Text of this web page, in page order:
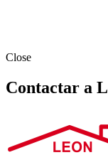
Close
Contactar a